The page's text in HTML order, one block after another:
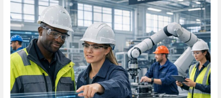
verändern
Arbeitsplätze
–
Sind
Sie
vorbereitet
auf
die